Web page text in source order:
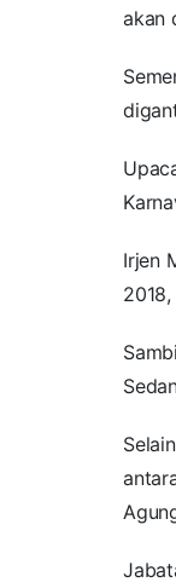
akan
Irjen